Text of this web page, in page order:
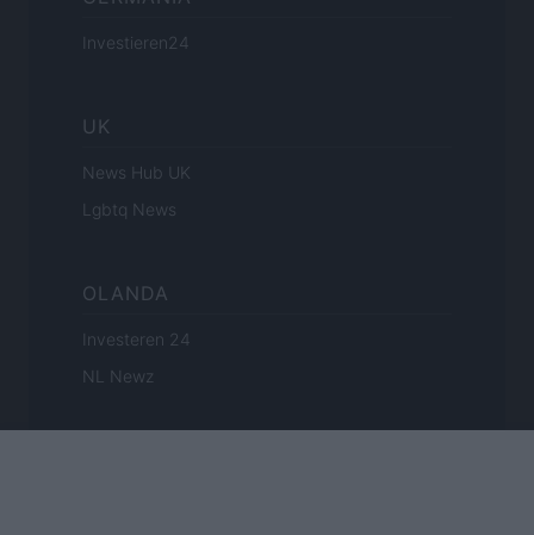
Investieren24
UK
News Hub UK
Lgbtq News
OLANDA
Investeren 24
NL Newz